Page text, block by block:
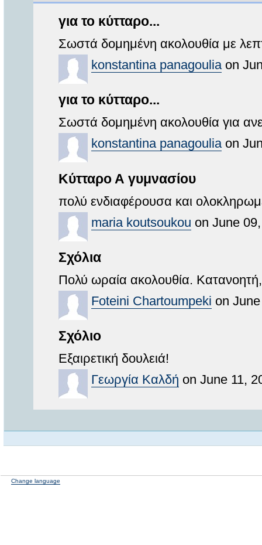
για το κύτταρο...
Σωστά δομημένη ακολουθία με
konstantina panagouliaon
για το κύτταρο...
Σωστά δομημένη ακολουθία για
konstantina panagouliaon
Κύτταρο Α γυμνασίου
πολύ ενδιαφέρουσα και
maria koutsoukou on June
Σχόλια
Πολύ ωραία ακολουθία.
Foteini Chartoumpeki on
Σχόλιο
Εξαιρετική δουλειά!
Γεωργία Καλδή on June 11,
Change language